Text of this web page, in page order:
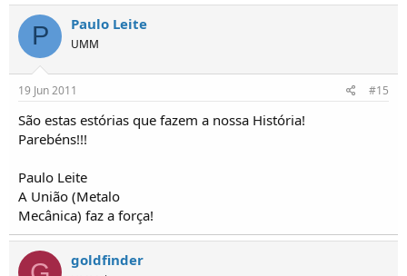
P Paulo Leite
UMM
19 Jun 2011 #15
São estas estórias que fazem a nossa História!
Parebéns!!!
Paulo Leite
A União (Metalo
Mecânica) faz a força!
goldfinder